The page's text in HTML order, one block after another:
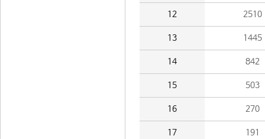
12 2510
13 1445
14 842
15 503
16 270
17 191